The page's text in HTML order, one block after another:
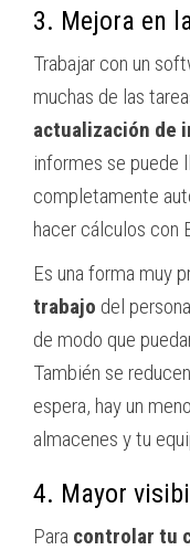
3. Mejora en
Trabajar con un
muchas de las
actualización de
informes se puede
completamente
hacer cálculos con
Es una forma muy
trabajo del
de modo que
También se
espera, hay un
almacenes y tu
4. Mayor
Para controlar tu